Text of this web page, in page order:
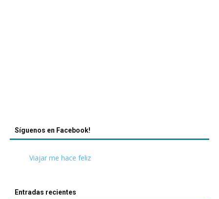
Síguenos en Facebook!
Viajar me hace feliz
Entradas recientes